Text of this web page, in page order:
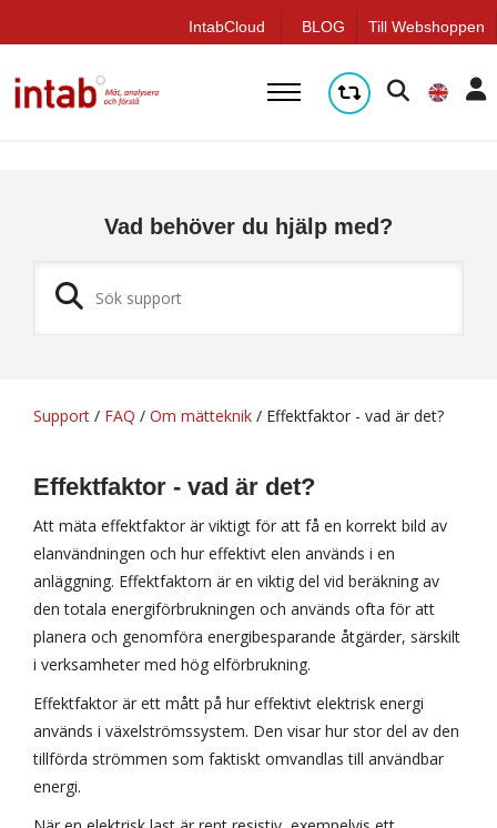
IntabCloud BLOG Till Webshoppen
Vad behöver du hjälp med?
Support / FAQ / Om mätteknik / Effektfaktor - vad är det?
Effektfaktor - vad är det?
Att mäta effektfaktor är viktigt för att få en korrekt bild av
elanvändningen och hur effektivt elen används i en
anläggning. Effektfaktorn är en viktig del vid beräkning av
den totala energiförbrukningen och används ofta för att
planera och genomföra energibesparande åtgärder, särskilt
i verksamheter med hög elförbrukning.
Effektfaktor är ett mått på hur effektivt elektrisk energi
används i växelströmssystem. Den visar hur stor del av den
tillförda strömmen som faktiskt omvandlas till användbar
energi.